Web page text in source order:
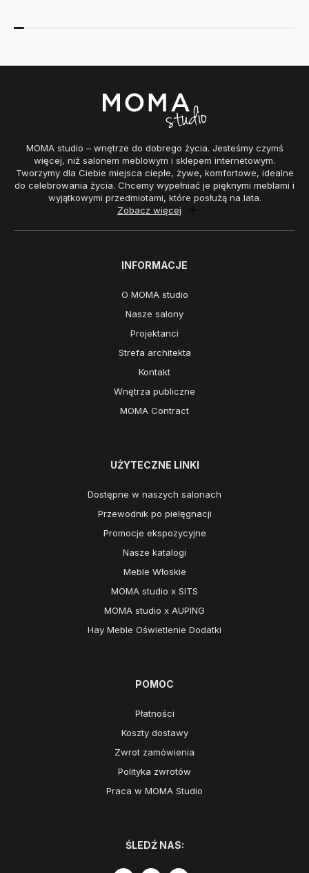
MOMA studio – wnętrze do dobrego życia. Jesteśmy czymś
więcej, niż salonem meblowym i sklepem internetowym.
Tworzymy dla Ciebie miejsca ciepłe, żywe, komfortowe, idealne
do celebrowania życia. Chcemy wypełniać je pięknymi meblami i
wyjątkowymi przedmiotami, które posłużą na lata.
Zobacz więcej
INFORMACJE
O MOMA studio
Nasze salony
Projektanci
Strefa architekta
Kontakt
Wnętrza publiczne
MOMA Contract
UŻYTECZNE LINKI
Dostępne w naszych salonach
Przewodnik po pielęgnacji
Promocje ekspozycyjne
Nasze katalogi
Meble Włoskie
MOMA studio x SITS
MOMA studio x AUPING
Hay Meble Oświetlenie Dodatki
POMOC
Płatności
Koszty dostawy
Zwrot zamówienia
Polityka zwrotów
Praca w MOMA Studio
ŚLEDŹ NAS: